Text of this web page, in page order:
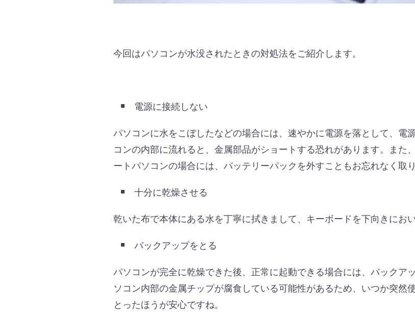
今回はパソコンが水没されたときの対処法をご紹介します。
電源に接続しない
パソコンに水をこぼしたなどの場合には、速やかに電源を落として、電
コンの内部に流れると、金属部品がショートする恐れがあります。また
ートパソコンの場合には、バッテリーパックを外すこともお忘れなく取り
十分に乾燥させる
乾いた布で本体にある水を丁寧に拭きまして、キーボードを下向きにお
バックアップをとる
パソコンが完全に乾燥できた後、正常に起動できる場合には、バック
ソコン内部の金属チップが腐食している可能性があるため、いつか突然
とったほうが安心ですね。